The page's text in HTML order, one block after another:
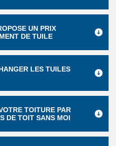
UN PRIX
DE TUILE
LES TUILES
TOITURE PAR
DE TOIT SANS MOI